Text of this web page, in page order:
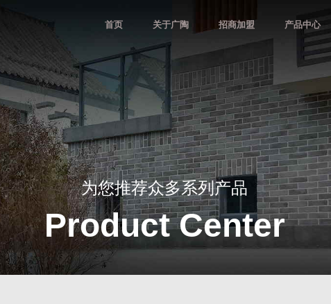
首页 关于广陶 招商加盟 产品中心
为您推荐众多系列产品
Product Center